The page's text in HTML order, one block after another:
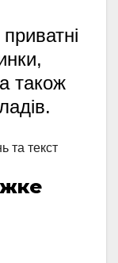
а також